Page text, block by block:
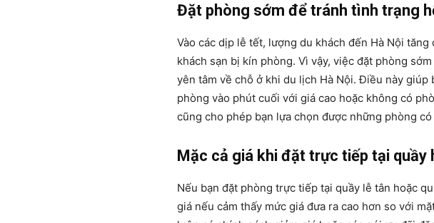
Đặt phòng sớm để tránh tình trạng
Vào các dịp lễ tết, lượng du khách đến Hà Nội
khách sạn bị kín phòng. Vì vậy, việc đặt phòng
yên tâm về chỗ ở khi du lịch Hà Nội. Điều này
phòng vào phút cuối với giá cao hoặc không có
cũng cho phép bạn lựa chọn được những phòng
Mặc cả giá khi đặt trực tiếp tại quầy
Nếu bạn đặt phòng trực tiếp tại quầy lễ tân hoặc
giá nếu cảm thấy mức giá đưa ra cao hơn so với